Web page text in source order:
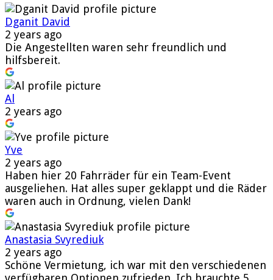
Dganit David
2 years ago
Die Angestellten waren sehr freundlich und
hilfsbereit.
Al
2 years ago
Yve
2 years ago
Haben hier 20 Fahrräder für ein Team-Event
ausgeliehen. Hat alles super geklappt und die Räder
waren auch in Ordnung, vielen Dank!
Anastasia Svyrediuk
2 years ago
Schöne Vermietung, ich war mit den verschiedenen